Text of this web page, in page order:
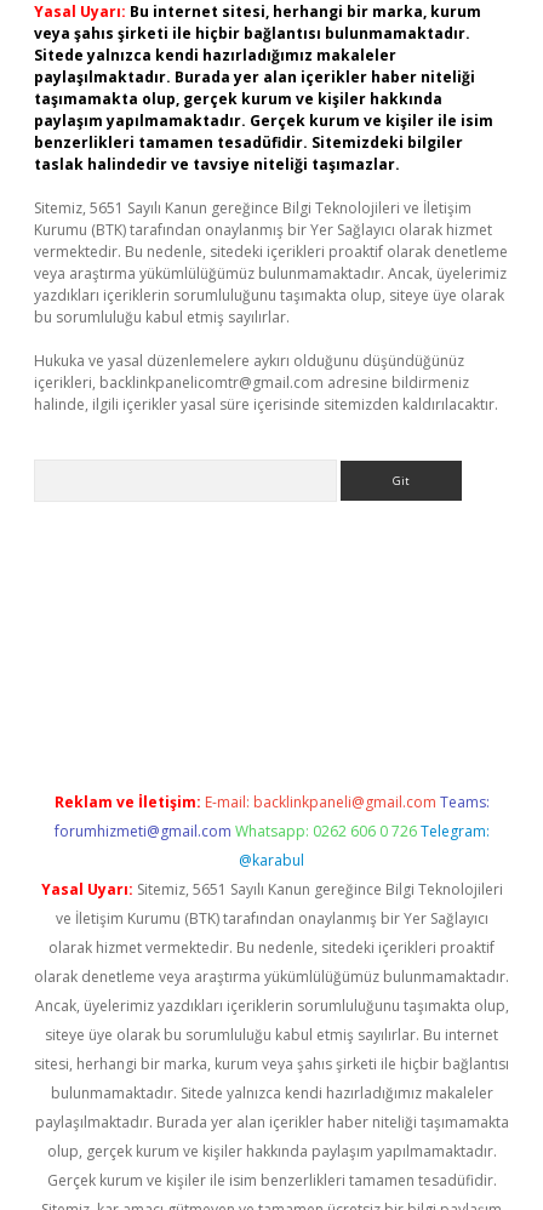
Yasal Uyarı: Bu internet sitesi, herhangi bir marka, kurum
veya şahıs şirketi ile hiçbir bağlantısı bulunmamaktadır.
Sitede yalnızca kendi hazırladığımız makaleler
paylaşılmaktadır. Burada yer alan içerikler haber niteliği
taşımamakta olup, gerçek kurum ve kişiler hakkında
paylaşım yapılmamaktadır. Gerçek kurum ve kişiler ile isim
benzerlikleri tamamen tesadüfidir. Sitemizdeki bilgiler
taslak halindedir ve tavsiye niteliği taşımazlar.
Sitemiz, 5651 Sayılı Kanun gereğince Bilgi Teknolojileri ve İletişim
Kurumu (BTK) tarafından onaylanmış bir Yer Sağlayıcı olarak hizmet
vermektedir. Bu nedenle, sitedeki içerikleri proaktif olarak denetleme
veya araştırma yükümlülüğümüz bulunmamaktadır. Ancak, üyelerimiz
yazdıkları içeriklerin sorumluluğunu taşımakta olup, siteye üye olarak
bu sorumluluğu kabul etmiş sayılırlar.
Hukuka ve yasal düzenlemelere aykırı olduğunu düşündüğünüz
içerikleri, backlinkpanelicomtr@gmail.com adresine bildirmeniz
halinde, ilgili içerikler yasal süre içerisinde sitemizden kaldırılacaktır.
Reklam ve İletişim: E-mail: backlinkpaneli@gmail.com Teams:
forumhizmeti@gmail.com Whatsapp: 0262 606 0 726 Telegram:
@karabul
Yasal Uyarı: Sitemiz, 5651 Sayılı Kanun gereğince Bilgi Teknolojileri
ve İletişim Kurumu (BTK) tarafından onaylanmış bir Yer Sağlayıcı
olarak hizmet vermektedir. Bu nedenle, sitedeki içerikleri proaktif
olarak denetleme veya araştırma yükümlülüğümüz bulunmamaktadır.
Ancak, üyelerimiz yazdıkları içeriklerin sorumluluğunu taşımakta olup,
siteye üye olarak bu sorumluluğu kabul etmiş sayılırlar. Bu internet
sitesi, herhangi bir marka, kurum veya şahıs şirketi ile hiçbir bağlantısı
bulunmamaktadır. Sitede yalnızca kendi hazırladığımız makaleler
paylaşılmaktadır. Burada yer alan içerikler haber niteliği taşımamakta
olup, gerçek kurum ve kişiler hakkında paylaşım yapılmamaktadır.
Gerçek kurum ve kişiler ile isim benzerlikleri tamamen tesadüfidir.